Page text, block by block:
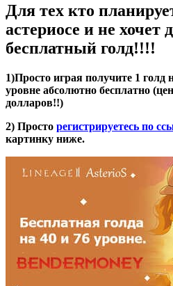
Для тех кто
астериосе и не хочет
бесплатный голд!!!!
1)Просто играя получите 1 голд
уровне абсолютно бесплатно
долларов!!)
2) Просто регистрируетесь по
картинку ниже.